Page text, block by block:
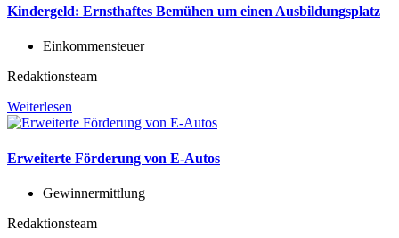
Kindergeld: Ernsthaftes Bemühen um einen Ausbildungsplatz
Einkommensteuer
Redaktionsteam
Weiterlesen
Erweiterte Förderung von E-Autos
Gewinnermittlung
Redaktionsteam